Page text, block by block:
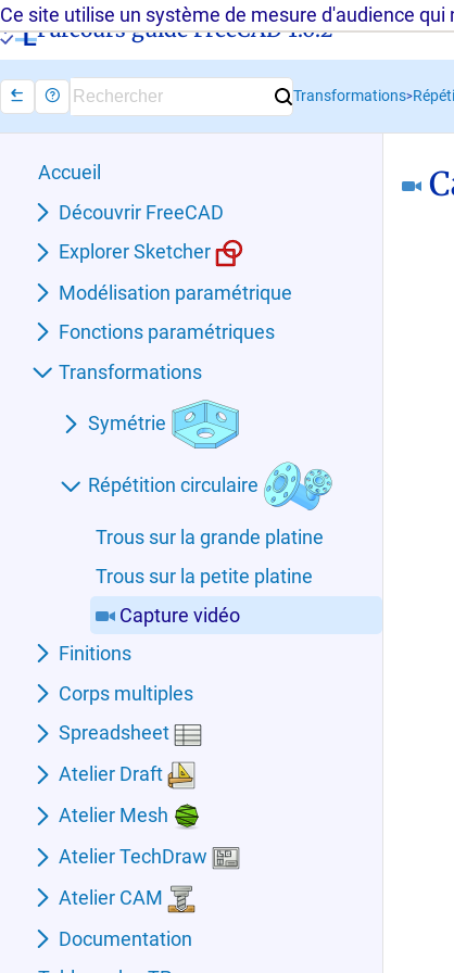
Ce site utilise un système de mesure d'audience
Parcours guidé FreeCAD 1.0.2 -
Transformations>
Accueil
Découvrir FreeCAD
Explorer Sketcher
Modélisation paramétrique
Fonctions paramétriques
Transformations
Symétrie
Répétition circulaire
Trous sur la grande platine
Trous sur la petite platine
Capture vidéo
Finitions
Corps multiples
Spreadsheet
Atelier Draft
Atelier Mesh
Atelier TechDraw
Atelier CAM
Documentation